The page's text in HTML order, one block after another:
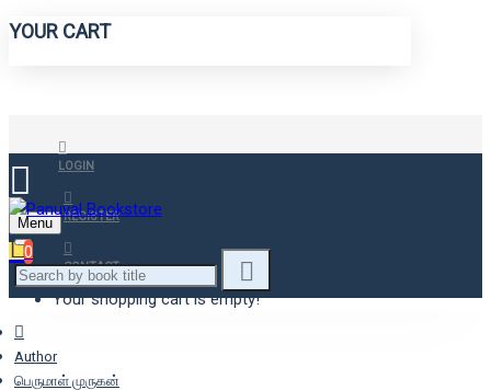
YOUR CART
LOGIN
REGISTER
CONTACT
Menu
0
Your shopping cart is empty!
Author
பெருமாள் முருகன்